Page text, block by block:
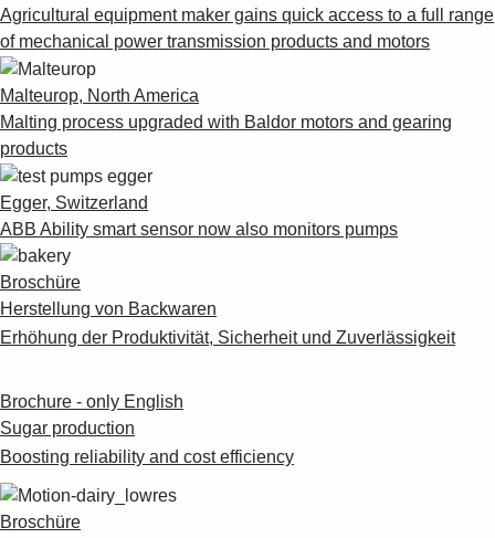
Agricultural equipment maker gains quick access to a full range
of mechanical power transmission products and motors
Malteurop, North America
Malting process upgraded with Baldor motors and gearing
products
Egger, Switzerland
ABB Ability smart sensor now also monitors pumps
Broschüre
Herstellung von Backwaren
Erhöhung der Produktivität, Sicherheit und Zuverlässigkeit
Brochure - only English
Sugar production
Boosting reliability and cost efficiency
Broschüre